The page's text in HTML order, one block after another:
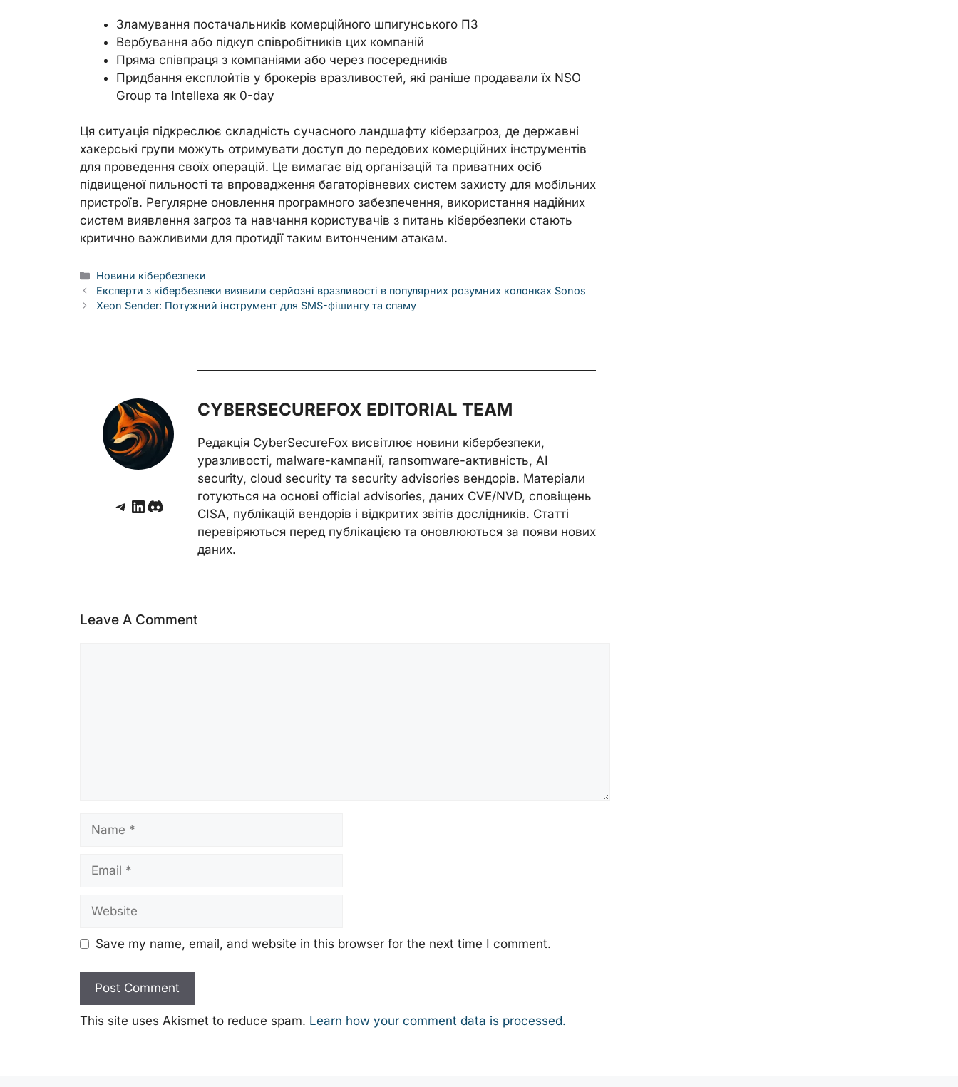
Зламування постачальників комерційного шпигунського ПЗ
Вербування або підкуп співробітників цих компаній
Пряма співпраця з компаніями або через посередників
Придбання експлойтів у брокерів вразливостей, які раніше продавали їх NSO
Group та Intellexa як 0-day
Ця ситуація підкреслює складність сучасного ландшафту кіберзагроз, де державні
хакерські групи можуть отримувати доступ до передових комерційних інструментів
для проведення своїх операцій. Це вимагає від організацій та приватних осіб
підвищеної пильності та впровадження багаторівневих систем захисту для мобільних
пристроїв. Регулярне оновлення програмного забезпечення, використання надійних
систем виявлення загроз та навчання користувачів з питань кібербезпеки стають
критично важливими для протидії таким витонченим атакам.
Categories
Новини кібербезпеки
Експерти з кібербезпеки виявили серйозні вразливості в популярних розумних колонках Sonos
Xeon Sender: Потужний інструмент для SMS-фішингу та спаму
Telegram
LinkedIn
Discord
CYBERSECUREFOX EDITORIAL TEAM
Редакція CyberSecureFox висвітлює новини кібербезпеки,
уразливості, malware-кампанії, ransomware-активність, AI
security, cloud security та security advisories вендорів. Матеріали
готуються на основі official advisories, даних CVE/NVD, сповіщень
CISA, публікацій вендорів і відкритих звітів дослідників. Статті
перевіряються перед публікацією та оновлюються за появи нових
даних.
Leave A Comment
Name
Email
Website
Save my name, email, and website in this browser for the next time I comment.
This site uses Akismet to reduce spam. Learn how your comment data is processed.